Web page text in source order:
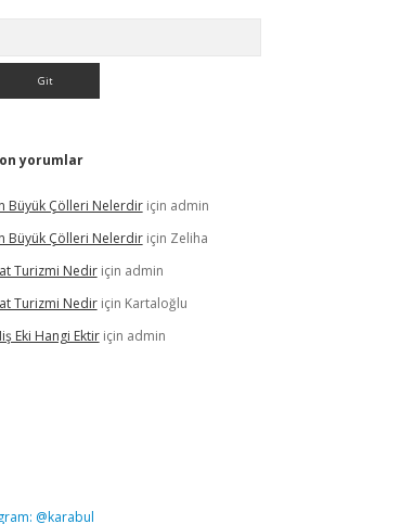
yorumlar
Büyük Çölleri Nelerdiriçin admin
Büyük Çölleri Nelerdiriçin Zeliha
Turizmi Nediriçin admin
Turizmi Nediriçin Kartaloğlu
Eki Hangi Ektiriçin admin
@karabul